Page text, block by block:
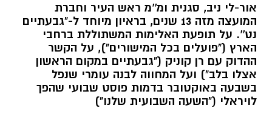
אור-לי ניב, סגנית ומ''מ ראש העיר וחברת
המועצה מזה 13 שנים, בראיון מיוחד ל-"גבעתיים
נט''. על תופעת האלימות המשתוללת ברחבי
הארץ ("פועלים בכל המישורים"), על הקשר
ההדוק עם רן קוניק ("גבעתיים במקום הראשון
אצלו בלב") ועל המחווה לבנה עומרי שנפל
בשבעה באוקטובר בדמות פוסט שבועי שהפך
לויראלי ("השעה השבועית שלנו")